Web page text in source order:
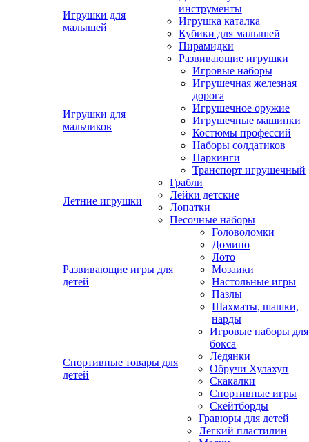
Игрушки для
малышей
инструменты
Игрушка каталка
Кубики для малышей
Пирамидки
Развивающие игрушки
Игрушки для
мальчиков
Игровые наборы
Игрушечная железная
дорога
Игрушечное оружие
Игрушечные машинки
Костюмы профессий
Наборы солдатиков
Паркинги
Транспорт игрушечный
Летние игрушки
Грабли
Лейки детские
Лопатки
Песочные наборы
Развивающие игры для
детей
Головоломки
Домино
Лото
Мозаики
Настольные игры
Пазлы
Шахматы, шашки,
нарды
Спортивные товары для
детей
Игровые наборы для
бокса
Ледянки
Обручи Хулахуп
Скакалки
Спортивные игры
Скейтборды
Гравюры для детей
Легкий пластилин